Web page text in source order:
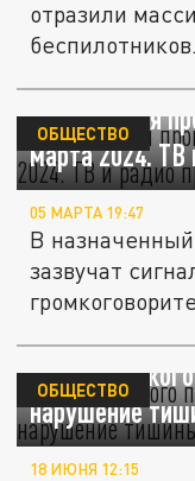
отразили
беспилотников.
Масштабная
марта 2024. ТВ
ОБЩЕСТВО
05 МАРТА 19:47
В
зазвучат
Очень
нарушение
ОБЩЕСТВО
18 ИЮНЯ 12:15